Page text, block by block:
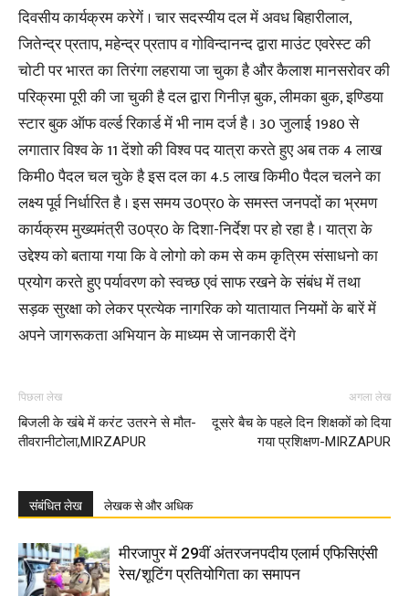
दिवसीय कार्यक्रम करेगें । चार सदस्यीय दल में अवध बिहारीलाल,
जितेन्द्र प्रताप, महेन्द्र प्रताप व गोविन्दानन्द द्वारा माउंट एवरेस्ट की
चोटी पर भारत का तिरंगा लहराया जा चुका है और कैलाश मानसरोवर की
परिक्रमा पूरी की जा चुकी है दल द्वारा गिनीज़ बुक, लीमका बुक, इण्डिया
स्टार बुक ऑफ वर्ल्ड रिकार्ड में भी नाम दर्ज है । 30 जुलाई 1980 से
लगातार विश्व के 11 देंशो की विश्व पद यात्रा करते हुए अब तक 4 लाख
किमी0 पैदल चल चुके है इस दल का 4.5 लाख किमी0 पैदल चलने का
लक्ष्य पूर्व निर्धारित है । इस समय उ0प्र0 के समस्त जनपदों का भ्रमण
कार्यक्रम मुख्यमंत्री उ0प्र0 के दिशा-निर्देश पर हो रहा है । यात्रा के
उद्देश्य को बताया गया कि वे लोगो को कम से कम कृत्रिम संसाधनो का
प्रयोग करते हुए पर्यावरण को स्वच्छ एवं साफ रखने के संबंध में तथा
सड़क सुरक्षा को लेकर प्रत्येक नागरिक को यातायात नियमों के बारें में
अपने जागरूकता अभियान के माध्यम से जानकारी देंगे
पिछला लेख
बिजली के खंबे में करंट उतरने से मौत-
तीवरानीटोला,MIRZAPUR
अगला लेख
दूसरे बैच के पहले दिन शिक्षकों को दिया
गया प्रशिक्षण-MIRZAPUR
संबंधित लेख लेखक से और अधिक
मीरजापुर में 29वीं अंतरजनपदीय एलार्म एफिसिएंसी
रेस/शूटिंग प्रतियोगिता का समापन